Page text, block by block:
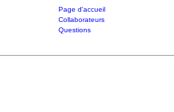
Page d'accueil
Collaborateurs
Questions